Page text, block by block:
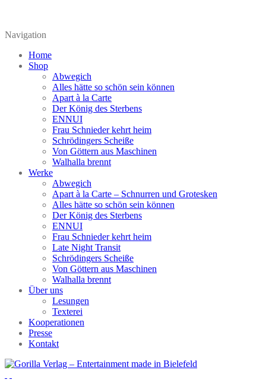
Navigation
Home
Shop
Abwegich
Alles hätte so schön sein können
Apart à la Carte
Der König des Sterbens
ENNUI
Frau Schnieder kehrt heim
Schrödingers Scheiße
Von Göttern aus Maschinen
Walhalla brennt
Werke
Abwegich
Apart à la Carte – Schnurren und Grotesken
Alles hätte so schön sein können
Der König des Sterbens
ENNUI
Frau Schnieder kehrt heim
Late Night Transit
Schrödingers Scheiße
Von Göttern aus Maschinen
Walhalla brennt
Über uns
Lesungen
Texterei
Kooperationen
Presse
Kontakt